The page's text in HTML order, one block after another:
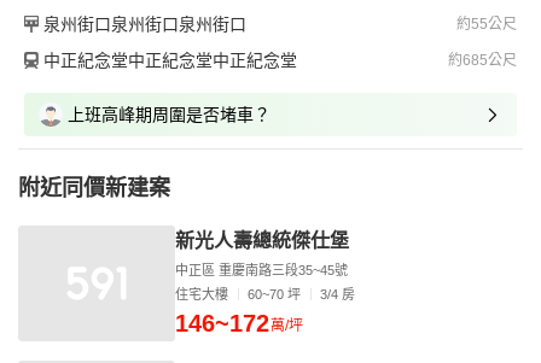
泉州街口泉州街口泉州街口 約55公尺
中正紀念堂中正紀念堂中正紀念堂 約685公尺
上班高峰期周圍是否堵車？
附近同價新建案
新光人壽總統傑仕堡
中正區 重慶南路三段35~45號
住宅大樓
60~70 坪 3/4 房
146~172萬/坪